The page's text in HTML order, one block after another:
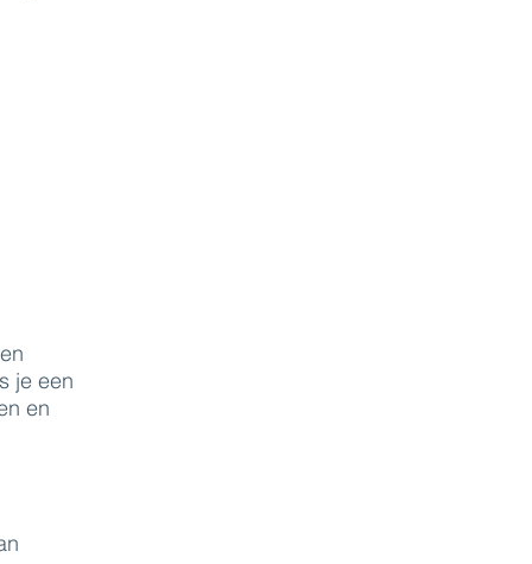
je een
en